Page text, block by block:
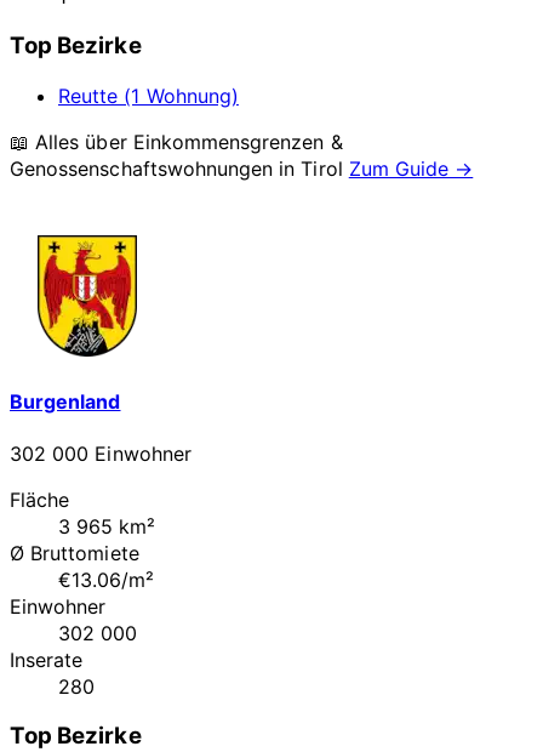
Top Bezirke
Reutte (1 Wohnung)
📖 Alles über Einkommensgrenzen &
Genossenschaftswohnungen inTirol Zum Guide →
Burgenland
302 000 Einwohner
Fläche
3 965 km²
Ø Bruttomiete
€13.06/m²
Einwohner
302 000
Inserate
280
Top Bezirke